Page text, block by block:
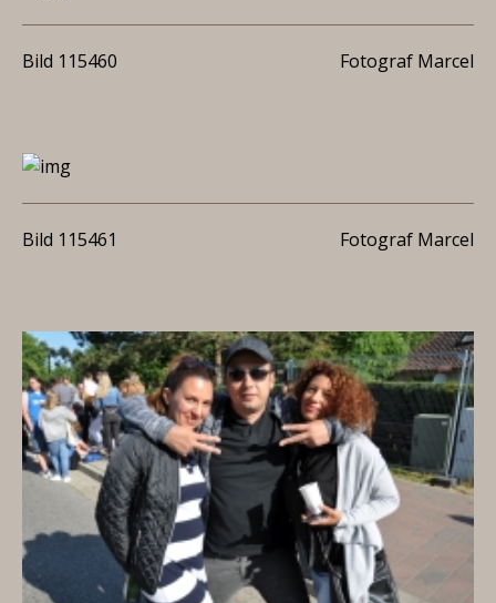
Bild 115460 Fotograf Marcel
Bild 115461 Fotograf Marcel